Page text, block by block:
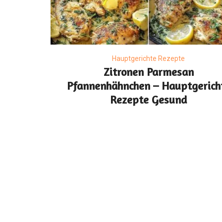
Hauptgerichte Rezepte
Zitronen Parmesan
Pfannenhähnchen –
Rezepte Gesund